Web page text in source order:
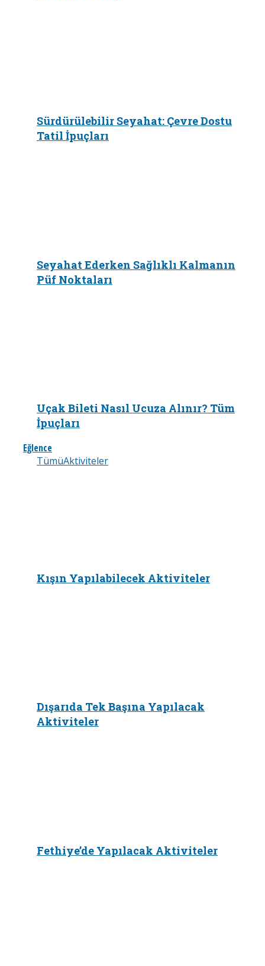
Sürdürülebilir Seyahat: Çevre Dostu
Tatil İpuçları
Seyahat Ederken Sağlıklı Kalmanın
Püf Noktaları
Uçak Bileti Nasıl Ucuza Alınır? Tüm
İpuçları
Eğlence
TümüAktiviteler
Kışın Yapılabilecek Aktiviteler
Dışarıda Tek Başına Yapılacak
Aktiviteler
Fethiye’de Yapılacak Aktiviteler